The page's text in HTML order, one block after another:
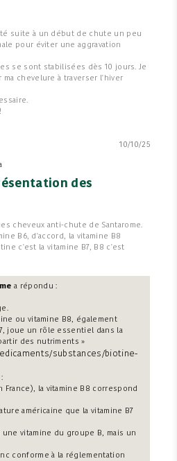
suite à un début de chute un peu
pour éviter une aggravation
se sont stabilisées dès 10 jours. Je
chevelure à traverser l'hiver
10/10/25
des
cheveux anti-chute de Santarome.
B6, d'accord, la vitamine B8
c'est la vitamine B7, B8 c'est
a répondu :
ou vitamine B8, également
joue un rôle essentiel dans la
des nutriments »
substances/biotine-
la vitamine B8 correspond
américaine que la vitamine B7
une vitamine du groupe B, mais un
conforme à la réglementation